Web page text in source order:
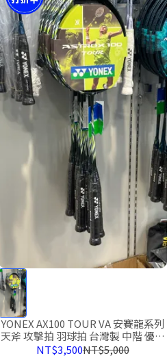
YONEX AX100 TOUR VA 安賽龍系列
天斧 攻擊拍 羽球拍 台灣製 中階 優乃
克 ASTROX
NT$3,500NT$5,000